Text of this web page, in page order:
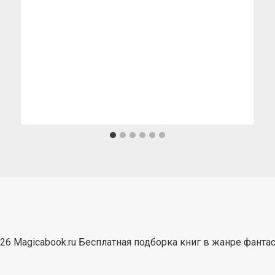
Magicabook.ru Бесплатная подборка книг в жанре